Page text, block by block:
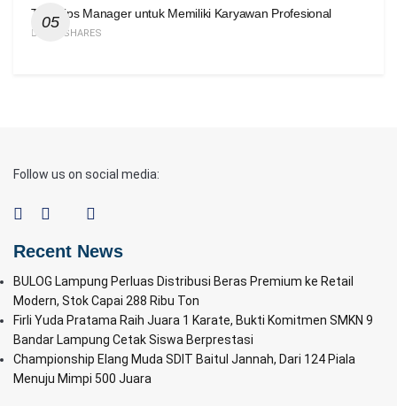
Tiga Tips Manager untuk Memiliki Karyawan Profesional
414 SHARES
Follow us on social media:
Recent News
BULOG Lampung Perluas Distribusi Beras Premium ke Retail
Modern, Stok Capai 288 Ribu Ton
Firli Yuda Pratama Raih Juara 1 Karate, Bukti Komitmen SMKN 9
Bandar Lampung Cetak Siswa Berprestasi
Championship Elang Muda SDIT Baitul Jannah, Dari 124 Piala
Menuju Mimpi 500 Juara